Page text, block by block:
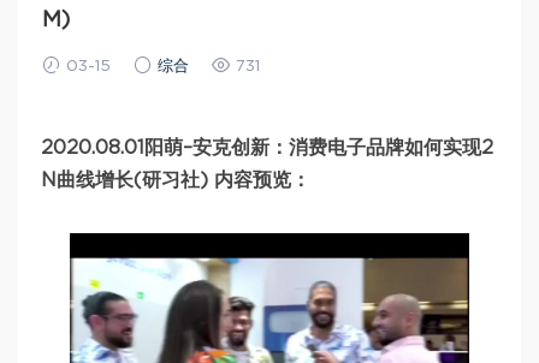
M)
03-15 综合 731
2020.08.01阳萌–安克创新：消费电子品牌如何实现2
N曲线增长(研习社) 内容预览：